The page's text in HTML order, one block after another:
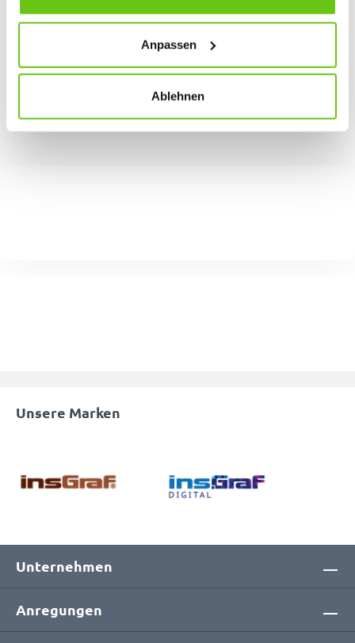
Daten verarbeitet, die für den Besuch unserer Website
jederzeit ändern, indem Sie auf die Schaltfläche unten
links klicken. Weitere Informationen zur Datennutzung
Anpassen
Ablehnen
Unsere Marken
Unternehmen
Anregungen